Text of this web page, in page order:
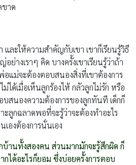
ขาด
และให้ความสำคัญกับเขา เขาก็เรียนรู้วิธี
ย่างเราๆ คิด บางครั้งเขาเรียนรู้ว่าถ้า
แม่จะต้องตอบสนองสิ่งที่เขาต้องการ
ด้เมื่อเห็นลูกร้องไห้ กลัวลูกไม่รัก หรือ
สนองความต้องการของลูกทันที เด็กก็
ะลูกฉลาดพอที่จะรู้ว่าจะต้องทำอะไร
เองต้องการนั่นเอง
านทั้งสองคน ส่วนมากมักจะรู้สึกผิด ก็
กได้อะไรก็ยอม ซึ่งบ่อยครั้งการตอบ